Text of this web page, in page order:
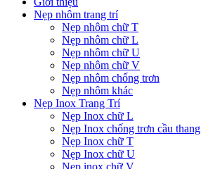
Nẹp nhôm trang trí
Nẹp nhôm chữ T
Nẹp nhôm chữ L
Nẹp nhôm chữ U
Nẹp nhôm chữ V
Nẹp nhôm chống trơn
Nẹp nhôm khác
Nẹp Inox Trang Trí
Nẹp Inox chữ L
Nẹp Inox chống trơn cầu thang
Nẹp Inox chữ T
Nẹp Inox chữ U
Nẹp inox chữ V